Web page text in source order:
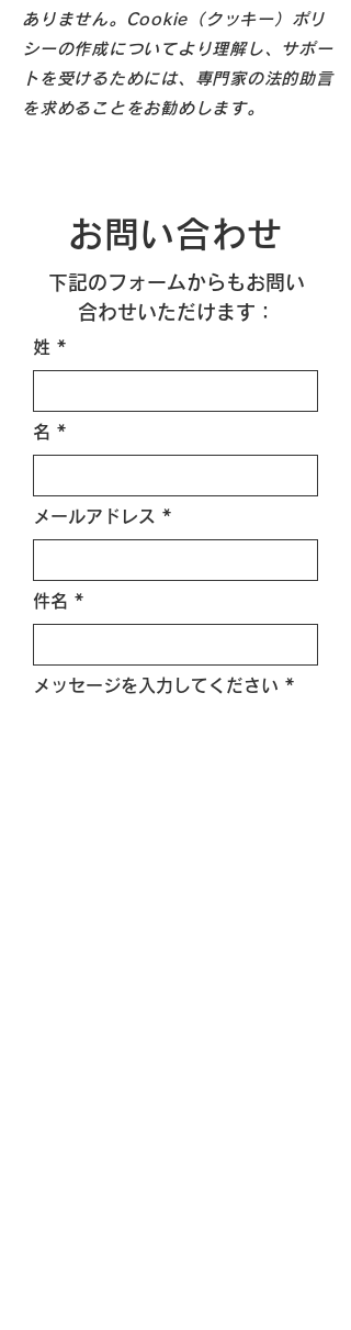
ありません。Cookie（クッキー）ポリ
シーの作成についてより理解し、サポー
トを受けるためには、専門家の法的助言
を求めることをお勧めします。
お問い合わせ
​下記のフォームからもお問い
合わせいただけます：
姓
名
メールアドレス
件名
メッセージを入力してください